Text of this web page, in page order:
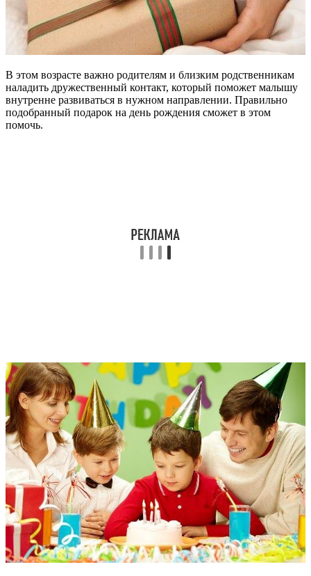
В этом возрасте важно родителям и близким родственникам
наладить дружественный контакт, который поможет малышу
внутренне развиваться в нужном направлении. Правильно
подобранный подарок на день рождения сможет в этом
помочь.